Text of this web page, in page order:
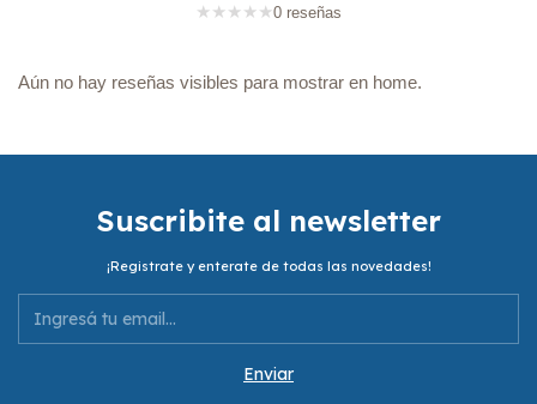
★ ★ ★ ★ ★0 reseñas
Aún no hay reseñas visibles para mostrar en home.
Suscribite al newsletter
¡Registrate y enterate de todas las novedades!